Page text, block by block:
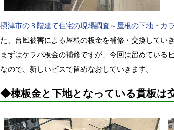
摂津市の３階建て住宅の現場調査～屋根の下地・カ
た、台風被害による屋根の板金を補修・交換していき
まずはケラバ板金の補修ですが、今回は留めている
なので、新しいビスで留めなおしていきます。
◆棟板金と下地となっている貫板は